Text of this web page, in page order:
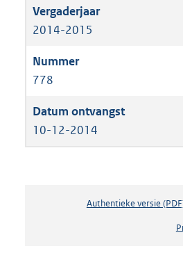
2014-2015
778
10-12-2014
Authentieke versie